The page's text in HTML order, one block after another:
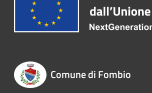
Comune di Fombio